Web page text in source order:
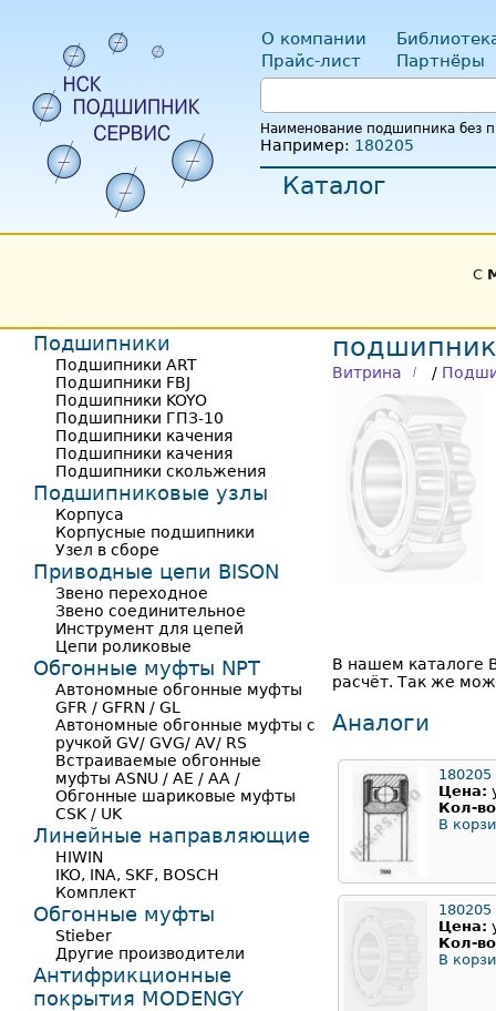
О компании
Прайс-лист
Партнёры
Наименование подшипника без
Например: 180205
Каталог
С
подшипник
Витрина /
В нашем каталоге
расчёт. Так же
Аналоги
180205
Цена:
Кол-
В
180205
Цена:
Кол-
В
Подшипники
Подшипники ART
Подшипники FBJ
Подшипники KOYO
Подшипники ГПЗ-10
Подшипники качения
Подшипники качения
Подшипники скольжения
Подшипниковые узлы
Корпуса
Корпусные подшипники
Узел в сборе
Приводные цепи BISON
Звено переходное
Звено соединительное
Инструмент для цепей
Цепи роликовые
Обгонные муфты NPT
Автономные обгонные муфты
GFR / GFRN / GL
Автономные обгонные муфты с
ручкой GV/ GVG/ AV/ RS
Встраиваемые обгонные
муфты ASNU / AE / AA /
Обгонные шариковые муфты
CSK / UK
Линейные направляющие
HIWIN
IKO, INA, SKF, BOSCH
Комплект
Обгонные муфты
Stieber
Другие производители
Антифрикционные
покрытия MODENGY